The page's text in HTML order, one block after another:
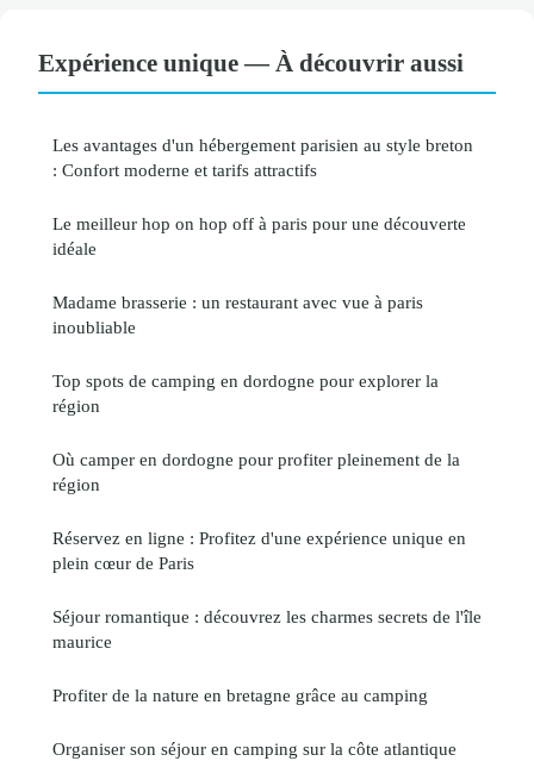
Expérience unique — À découvrir aussi
Les avantages d'un hébergement parisien au style breton
: Confort moderne et tarifs attractifs
Le meilleur hop on hop off à paris pour une découverte
idéale
Madame brasserie : un restaurant avec vue à paris
inoubliable
Top spots de camping en dordogne pour explorer la
région
Où camper en dordogne pour profiter pleinement de la
région
Réservez en ligne : Profitez d'une expérience unique en
plein cœur de Paris
Séjour romantique : découvrez les charmes secrets de l'île
maurice
Profiter de la nature en bretagne grâce au camping
Organiser son séjour en camping sur la côte atlantique